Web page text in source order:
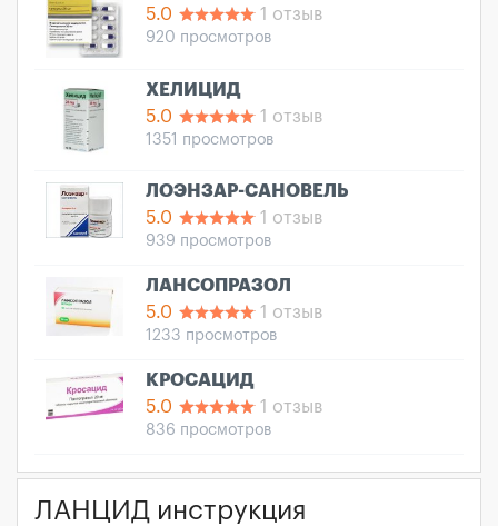
5.0 1 отзыв
920 просмотров
ХЕЛИЦИД
5.0
1 отзыв
1351 просмотров
ЛОЭНЗАР-САНОВЕЛЬ
5.0
1 отзыв
939 просмотров
ЛАНСОПРАЗОЛ
5.0
1 отзыв
1233 просмотров
КРОСАЦИД
5.0
1 отзыв
836 просмотров
ЛАНЦИД инструкция